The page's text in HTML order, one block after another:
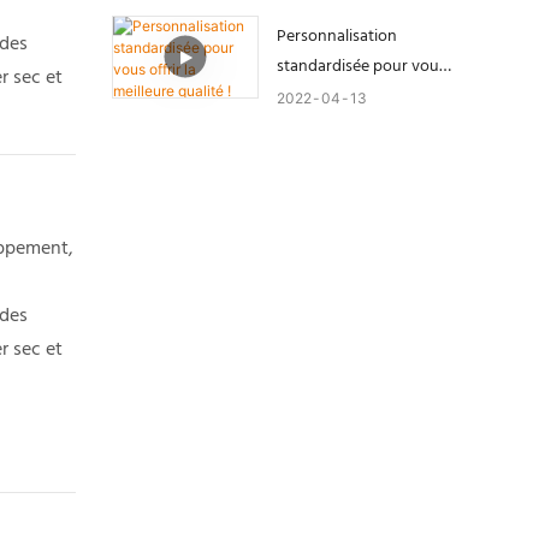
sec et
sec et
Personnalisation
standardisée pour vous
offrir la meilleure qualité !
2022 04 13